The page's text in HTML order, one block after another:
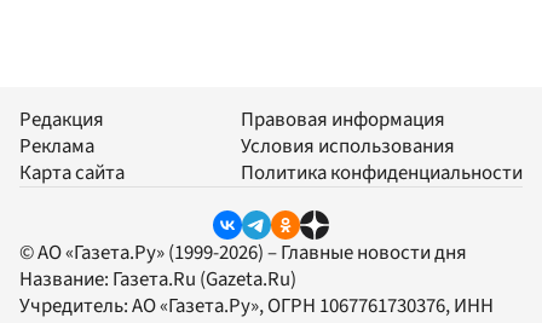
Редакция
Реклама
Карта сайта
Правовая информация
Условия использования
Политика конфиденциальности
© АО «Газета.Ру» (1999-2026) – Главные новости дня
Название: Газета.Ru (Gazeta.Ru)
Учредитель:АО «Газета.Ру», ОГРН 1067761730376, ИНН